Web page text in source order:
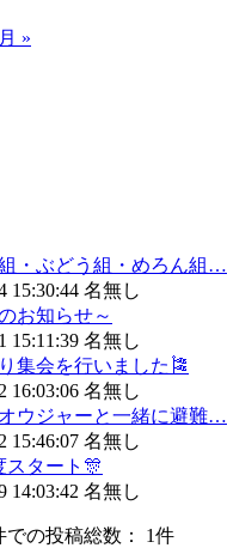
»
・ぶどう組・めろん組…
15:30:44 名無し
お知らせ～
15:11:39 名無し
集会を行いました🎏
16:03:06 名無し
ウジャーと一緒に避難…
15:46:07 名無し
スタート🎊
14:03:42 名無し
での投稿総数： 1件